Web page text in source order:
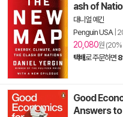
ash of
대니얼 예긴
Penguin USA|
20,080원 (20%
택배로 주문하면 8
Good
Answers to